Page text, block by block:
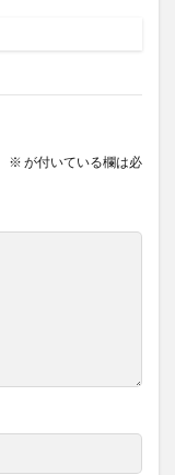
※ が付いている欄は必